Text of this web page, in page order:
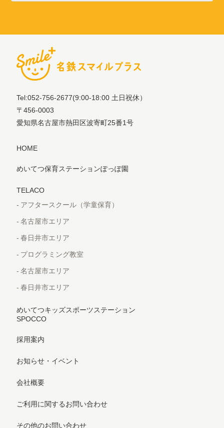
Tel:052-756-2677(9:00-18:00 土日祝休）
〒456-0003
愛知県名古屋市熱田区波寄町25番1号
HOME
めいてつ保育ステーションぽっぽ園
TELACO
アフタースクール（学童保育）
名古屋市エリア
春日井市エリア
プログラミング教室
名古屋市エリア
春日井市エリア
めいてつキッズスポーツステーション
SPOCCO
採用案内
お知らせ・イベント
会社概要
ご利用に関するお問い合わせ
その他のお問い合わせ